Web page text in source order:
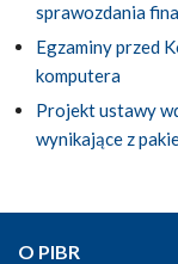
sprawozdania
Egzaminy przed
komputera
Projekt ustawy
wynikające z
O PIBR